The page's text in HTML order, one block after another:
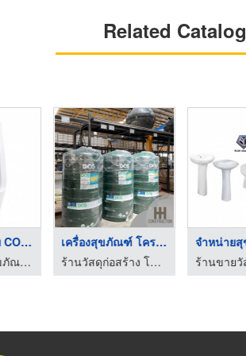
Related Catalog
โถปัสสาวะชาย COTTO
บริษัท คลีนิคสุขภัณฑ์ จำกัด
เครื่องสุขภัณฑ์ โครา ...
ร้านวัสดุก่อสร้าง โคราช - รวมทวีก่อสร้าง